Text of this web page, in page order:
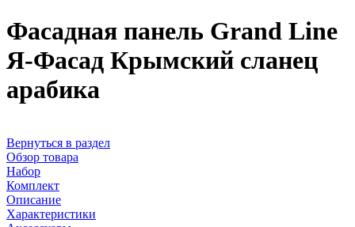
Фасадная панель Grand Line
Я-Фасад Крымский сланец
арабика
Вернуться в раздел
Обзор товара
Набор
Комплект
Описание
Характеристики